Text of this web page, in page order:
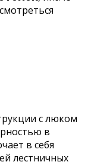
с люком
в
в себя
лестничных